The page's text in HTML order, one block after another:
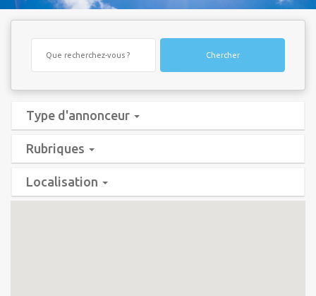
Chercher
Type d'annonceur
Rubriques
Localisation